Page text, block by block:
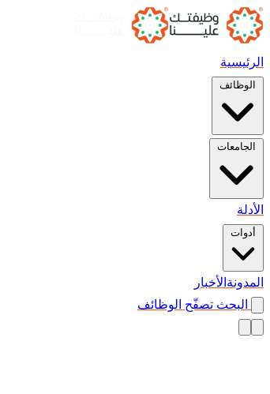
الرئيسية
الوظائف
الجامعات
الأدلة
أدوات
المدونة الأخبار
البحث تصفّح الوظائف